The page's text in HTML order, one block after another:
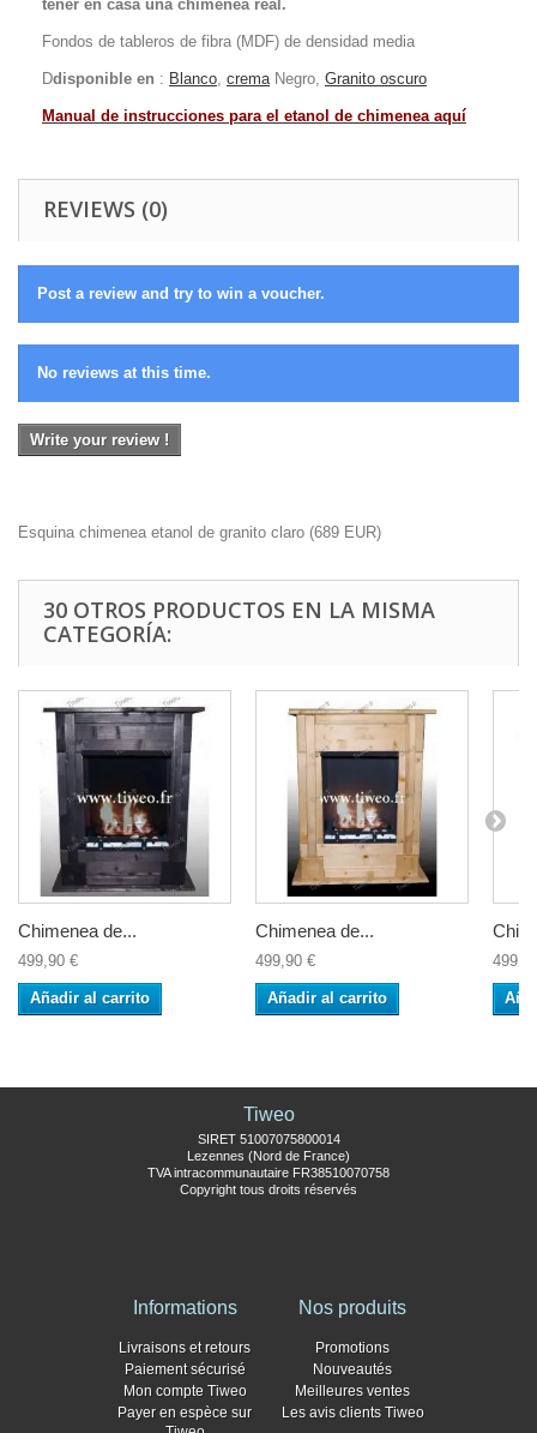
tener en casa una chimenea real.
Fondos de tableros de fibra (MDF) de densidad media
Ddisponible en : Blanco, cremaNegro, Granito oscuro
Manual de instrucciones para el etanol de chimenea aquí
REVIEWS (0)
Post a review and try to win a voucher.
No reviews at this time.
Write your review !
Esquina chimenea etanol de granito claro (689 EUR)
30 OTROS PRODUCTOS EN LA MISMA
CATEGORÍA:
Chimenea de...
499,90 €
Añadir al carrito
Chimenea de...
499,90 €
Añadir al carrito
Tiweo
SIRET 51007075800014
Lezennes (Nord de France)
TVA intracommunautaire FR38510070758
Copyright tous droits réservés
Informations
Livraisons et retours
Paiement sécurisé
Mon compte Tiweo
Payer en espèce sur
Nos produits
Promotions
Nouveautés
Meilleures ventes
Les avis clients Tiweo